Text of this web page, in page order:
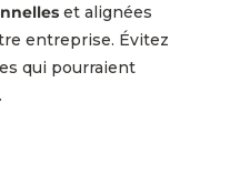
et alignées
entreprise. Évitez
qui pourraient